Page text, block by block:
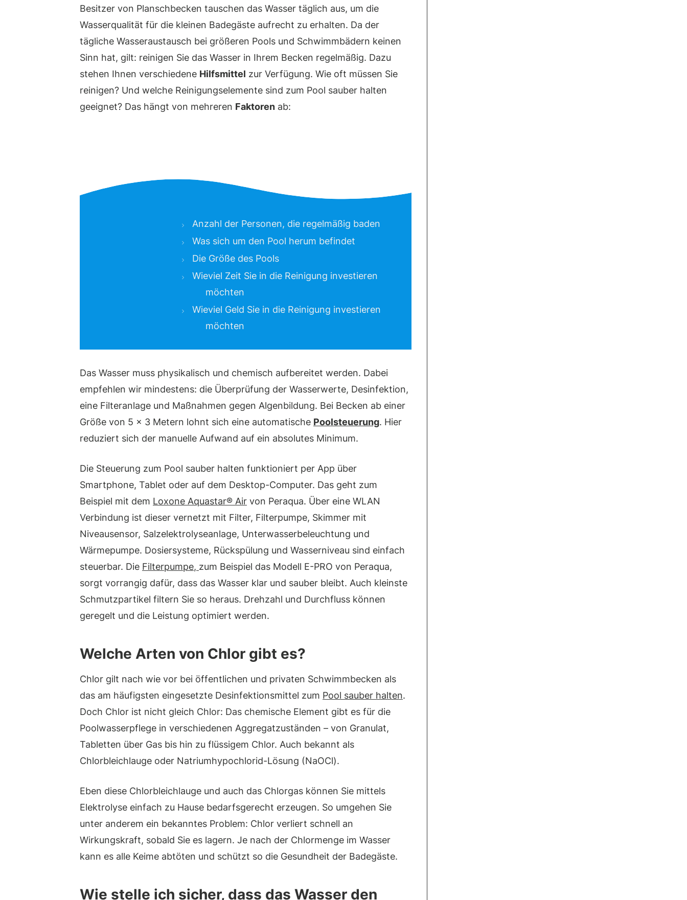
Besitzer von Planschbecken tauschen das Wasser täglich aus, um die
Wasserqualität für die kleinen Badegäste aufrecht zu erhalten. Da der
tägliche Wasseraustausch bei größeren Pools und Schwimmbädern keinen
Sinn hat, gilt: reinigen Sie das Wasser in Ihrem Becken regelmäßig. Dazu
stehen Ihnen verschiedene Hilfsmittel zur Verfügung. Wie oft müssen Sie
reinigen? Und welche Reinigungselemente sind zum Pool sauber halten
geeignet? Das hängt von mehreren Faktoren ab:
Anzahl der Personen, die regelmäßig baden
Was sich um den Pool herum befindet
Die Größe des Pools
Wieviel Zeit Sie in die Reinigung investieren
möchten
Wieviel Geld Sie in die Reinigung investieren
möchten
Das Wasser muss physikalisch und chemisch aufbereitet werden. Dabei
empfehlen wir mindestens: die Überprüfung der Wasserwerte, Desinfektion,
eine Filteranlage und Maßnahmen gegen Algenbildung. Bei Becken ab einer
Größe von 5 x 3 Metern lohnt sich eine automatische Poolsteuerung. Hier
reduziert sich der manuelle Aufwand auf ein absolutes Minimum.
Die Steuerung zum Pool sauber halten funktioniert per App über
Smartphone, Tablet oder auf dem Desktop-Computer. Das geht zum
Beispiel mit dem Loxone Aquastar® Air von Peraqua. Über eine WLAN
Verbindung ist dieser vernetzt mit Filter, Filterpumpe, Skimmer mit
Niveausensor, Salzelektrolyseanlage, Unterwasserbeleuchtung und
Wärmepumpe. Dosiersysteme, Rückspülung und Wasserniveau sind einfach
steuerbar. Die Filterpumpe, zum Beispiel das Modell E-PRO von Peraqua,
sorgt vorrangig dafür, dass das Wasser klar und sauber bleibt. Auch kleinste
Schmutzpartikel filtern Sie so heraus. Drehzahl und Durchfluss können
geregelt und die Leistung optimiert werden.
Welche Arten von Chlor gibt es?
Chlor gilt nach wie vor bei öffentlichen und privaten Schwimmbecken als
das am häufigsten eingesetzte Desinfektionsmittel zum Pool sauber halten.
Doch Chlor ist nicht gleich Chlor: Das chemische Element gibt es für die
Poolwasserpflege in verschiedenen Aggregatzuständen – von Granulat,
Tabletten über Gas bis hin zu flüssigem Chlor. Auch bekannt als
Chlorbleichlauge oder Natriumhypochlorid-Lösung (NaOCl).
Eben diese Chlorbleichlauge und auch das Chlorgas können Sie mittels
Elektrolyse einfach zu Hause bedarfsgerecht erzeugen. So umgehen Sie
unter anderem ein bekanntes Problem: Chlor verliert schnell an
Wirkungskraft, sobald Sie es lagern. Je nach der Chlormenge im Wasser
kann es alle Keime abtöten und schützt so die Gesundheit der Badegäste.
Wie stelle ich sicher, dass das Wasser den